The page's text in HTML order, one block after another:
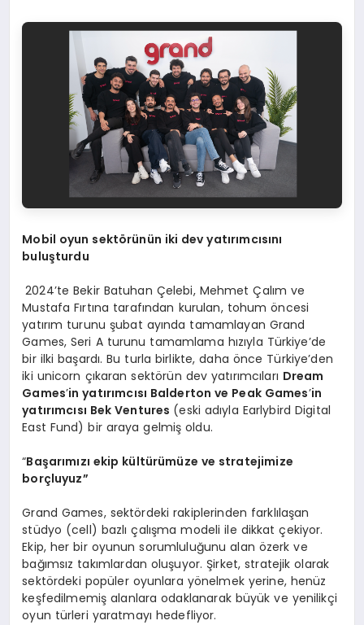
Mobil oyun sektörünün iki dev yatırımcısını
buluşturdu
2024’te Bekir Batuhan Çelebi, Mehmet Çalım ve
Mustafa Fırtına tarafından kurulan, tohum öncesi
yatırım turunu şubat ayında tamamlayan Grand
Games, Seri A turunu tamamlama hızıyla Türkiye’de
bir ilki başardı. Bu turla birlikte, daha önce Türkiye’den
iki unicorn çıkaran sektörün dev yatırımcıları Dream
Games’in yatırımcısı Balderton ve Peak Games’in
yatırımcısı Bek Ventures (eski adıyla Earlybird Digital
East Fund) bir araya gelmiş oldu.
“Başarımızı ekip kültürümüze ve stratejimize
borçluyuz”
Grand Games, sektördeki rakiplerinden farklılaşan
stüdyo (cell) bazlı çalışma modeli ile dikkat çekiyor.
Ekip, her bir oyunun sorumluluğunu alan özerk ve
bağımsız takımlardan oluşuyor. Şirket, stratejik olarak
sektördeki popüler oyunlara yönelmek yerine, henüz
keşfedilmemiş alanlara odaklanarak büyük ve yenilikçi
oyun türleri yaratmayı hedefliyor.